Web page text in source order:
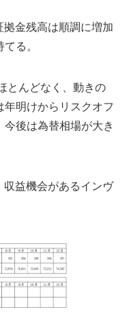
金残高は順調に増加
る。
とんどなく、動きの
明けからリスクオフ
後は為替相場が大き
益機会があるインヴ